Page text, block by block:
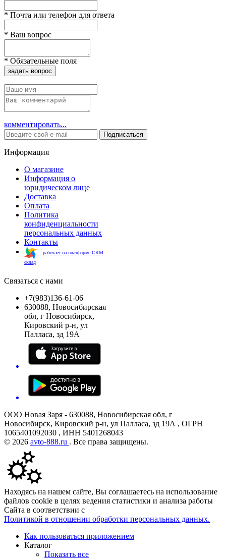
* Почта или телефон для ответа
* Ваш вопрос
* Обязательные поля
задать вопрос
комментировать...
Подписаться
Информация
О магазине
Информация о
юридическом лице
Доставка
Оплата
Политика
конфиденциальности
персональных данных
Контакты
работает на платформе CRM
склад
Связаться с нами
+7(983)136-61-06
630088, Новосибирская
обл, г Новосибирск,
Кировский р-н, ул
Палласа, зд 19А
ООО Новая Заря - 630088, Новосибирская обл, г
Новосибирск, Кировский р-н, ул Палласа, зд 19А , ОГРН
1065401092030 , ИНН 5401268043
© 2026 avto-888.ru . Все права защищены.
Находясь на нашем сайте, Вы соглашаетесь на использование
файлов cookie в целях ведения статистики и анализа работы
Сайта в соответствии с
Политикой в отношении обработки персональных данных.
Как пользоваться приложением
Каталог
Показать все